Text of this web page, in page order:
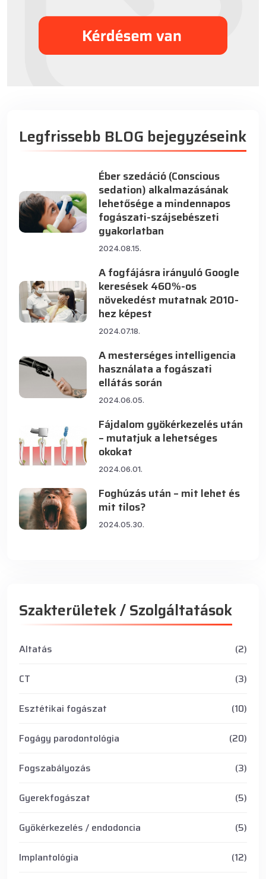
Legfrissebb BLOG bejegyzéseink
Éber szedáció (Conscious
sedation) alkalmazásának
lehetősége a mindennapos
fogászati-szájsebészeti
gyakorlatban
2024.08.15.
A fogfájásra irányuló Google
keresések 460%-os
növekedést mutatnak 2010-
hez képest
2024.07.18.
A mesterséges intelligencia
használata a fogászati
ellátás során
2024.06.05.
Fájdalom gyökérkezelés után
– mutatjuk a lehetséges
okokat
2024.06.01.
Foghúzás után – mit lehet és
mit tilos?
2024.05.30.
Szakterületek / Szolgáltatások
Altatás
(2)
CT
(3)
Esztétikai fogászat
(10)
Fogágy parodontológia
(20)
Fogszabályozás
(3)
Gyerekfogászat
(5)
Gyökérkezelés / endodoncia
(5)
Implantológia
(12)